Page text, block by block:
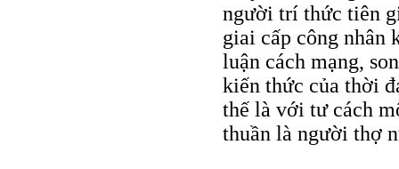
người trí thức tiên
giai cấp công nhân
luận cách mạng,
kiến thức của thời
thế là với tư cách
thuần là người thợ